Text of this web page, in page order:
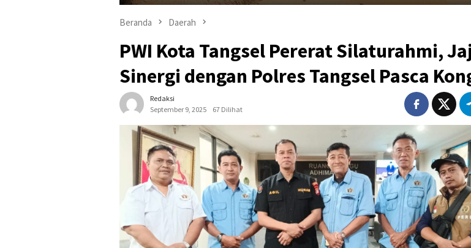
Beranda Daerah
PWI Kota Tangsel Pererat Silaturahmi,
Sinergi dengan Polres Tangsel Pasca
Redaksi
September 9, 2025
67 Dilihat